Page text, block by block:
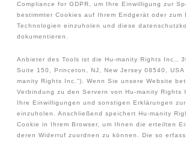
Compliance for GDPR, um Ihre Einwilligung zur
bestimmter Cookies auf Ihrem Endgerät oder zum
Technologien einzuholen und diese
dokumentieren.
Anbieter des Tools ist die Hu-manity Rights Inc.,
Suite 150, Princeton, NJ, New Jersey 08540, USA
manity Rights Inc.“). Wenn Sie unsere Website
Verbindung zu den Servern von Hu-manity Rights
Ihre Einwilligungen und sonstigen Erklärungen
einzuholen. Anschließend speichert Hu-manity
Cookie in Ihrem Browser, um Ihnen die erteilten
deren Widerruf zuordnen zu können. Die so